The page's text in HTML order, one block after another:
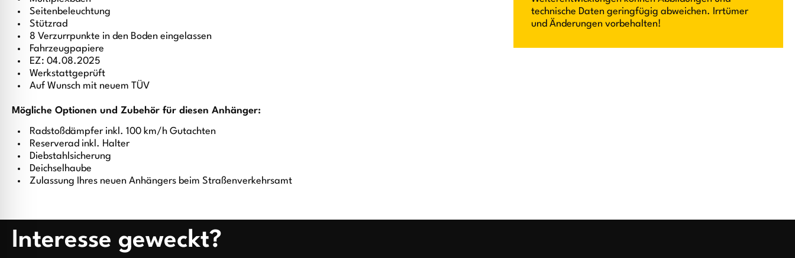
Seitenbeleuchtung
Stützrad
8 Verzurrpunkte in den Boden eingelassen
Fahrzeugpapiere
EZ: 04.08.2025
Werkstattgeprüft
Auf Wunsch mit neuem TÜV
Mögliche Optionen und Zubehör für diesen Anhänger:
Radstoßdämpfer inkl. 100 km/h Gutachten
Reserverad inkl. Halter
Diebstahlsicherung
Deichselhaube
Zulassung Ihres neuen Anhängers beim Straßenverkehrsamt
technische Daten geringfügig abweichen. Irrtümer
und Änderungen vorbehalten!
Interesse geweckt?